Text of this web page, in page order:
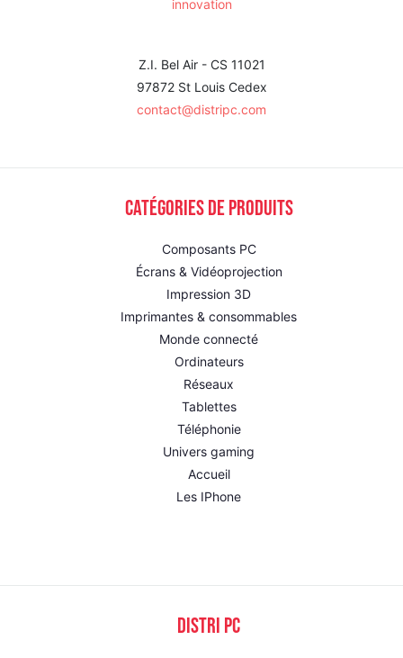
Z.I. Bel Air - CS 11021
97872 St Louis Cedex
contact@distripc.com
Catégories de produits
Composants PC
Écrans & Vidéoprojection
Impression 3D
Imprimantes & consommables
Monde connecté
Ordinateurs
Réseaux
Tablettes
Téléphonie
Univers gaming
Accueil
Les IPhone
DISTRI PC